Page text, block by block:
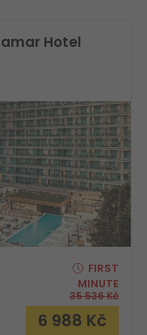
Hotel
FIRST
MINUTE
35 536Kč
6 988 Kč